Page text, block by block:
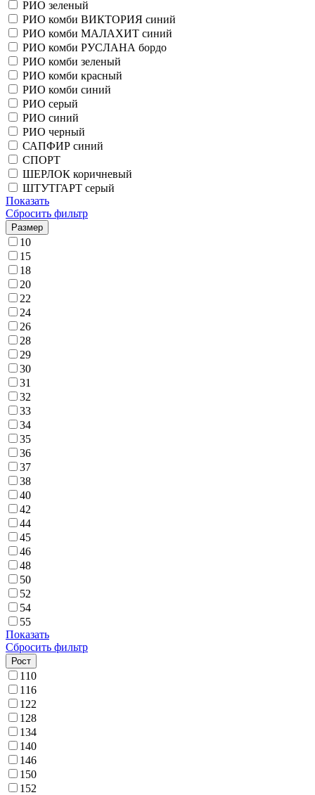
РИО зеленый
РИО комби ВИКТОРИЯ синий
РИО комби МАЛАХИТ синий
РИО комби РУСЛАНА бордо
РИО комби зеленый
РИО комби красный
РИО комби синий
РИО серый
РИО синий
РИО черный
САПФИР синий
СПОРТ
ШЕРЛОК коричневый
ШТУТГАРТ серый
Показать
Сбросить фильтр
Размер
10
15
18
20
22
24
26
28
29
30
31
32
33
34
35
36
37
38
40
42
44
45
46
48
50
52
54
55
Показать
Сбросить фильтр
Рост
110
116
122
128
134
140
146
150
152